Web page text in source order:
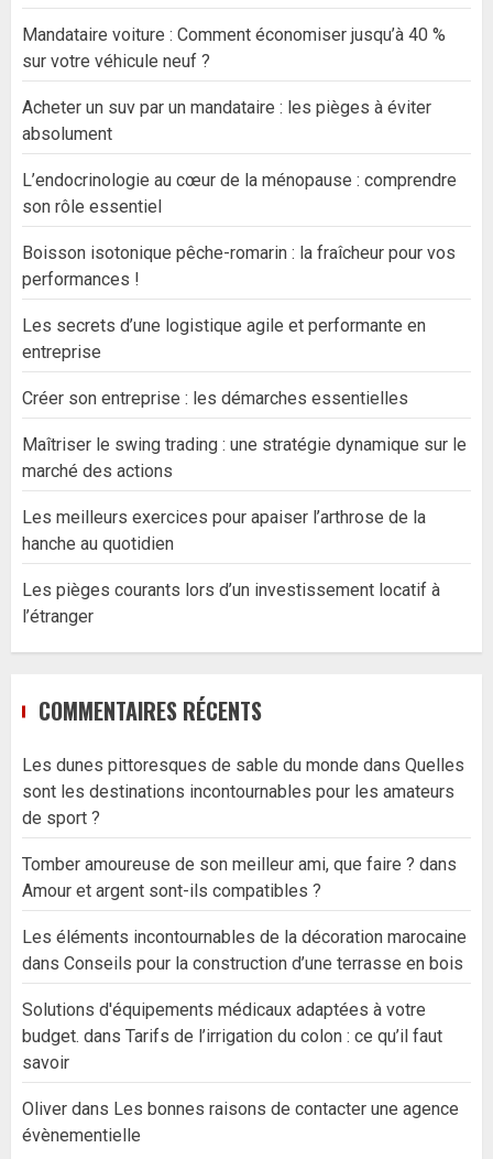
Mandataire voiture : Comment économiser jusqu’à 40 %
sur votre véhicule neuf ?
Acheter un suv par un mandataire : les pièges à éviter
absolument
L’endocrinologie au cœur de la ménopause : comprendre
son rôle essentiel
Boisson isotonique pêche-romarin : la fraîcheur pour vos
performances !
Les secrets d’une logistique agile et performante en
entreprise
Créer son entreprise : les démarches essentielles
Maîtriser le swing trading : une stratégie dynamique sur le
marché des actions
Les meilleurs exercices pour apaiser l’arthrose de la
hanche au quotidien
Les pièges courants lors d’un investissement locatif à
l’étranger
COMMENTAIRES RÉCENTS
Les dunes pittoresques de sable du monde dans Quelles
sont les destinations incontournables pour les amateurs
de sport ?
Tomber amoureuse de son meilleur ami, que faire ? dans
Amour et argent sont-ils compatibles ?
Les éléments incontournables de la décoration marocaine
dans Conseils pour la construction d’une terrasse en bois
Solutions d'équipements médicaux adaptées à votre
budget. dans Tarifs de l’irrigation du colon : ce qu’il faut
savoir
Oliver dans Les bonnes raisons de contacter une agence
évènementielle